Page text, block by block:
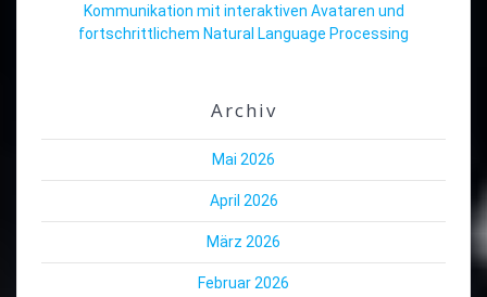
Kommunikation mit interaktiven Avataren und
fortschrittlichem Natural Language Processing
Archiv
Mai 2026
April 2026
März 2026
Februar 2026